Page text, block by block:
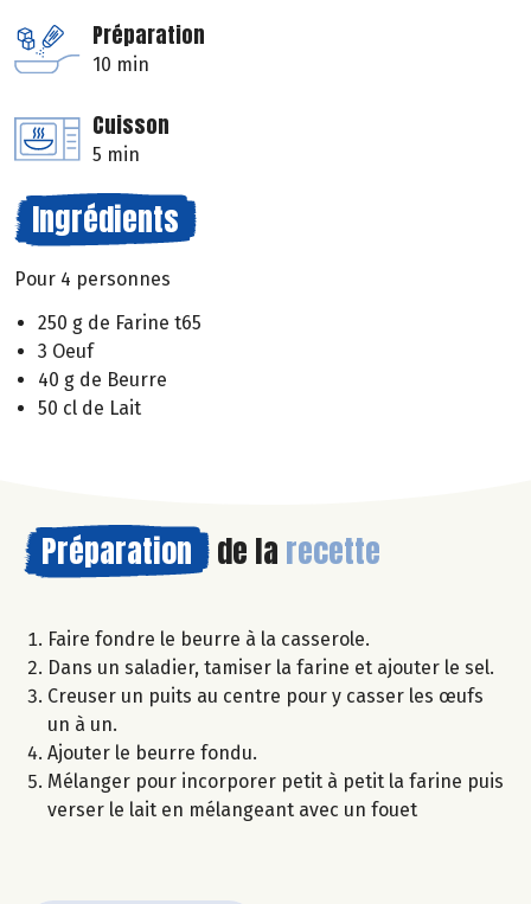
Préparation
10 min
Cuisson
5 min
Ingrédients
Pour 4 personnes
250 g de Farine t65
3 Oeuf
40 g de Beurre
50 cl de Lait
Préparation de la recette
Faire fondre le beurre à la casserole.
Dans un saladier, tamiser la farine et ajouter le sel.
Creuser un puits au centre pour y casser les œufs
un à un.
Ajouter le beurre fondu.
Mélanger pour incorporer petit à petit la farine puis
verser le lait en mélangeant avec un fouet